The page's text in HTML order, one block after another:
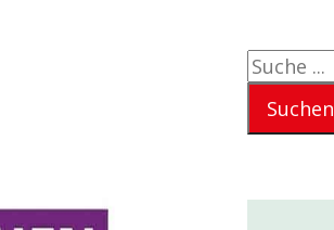
Suchen
Suchen